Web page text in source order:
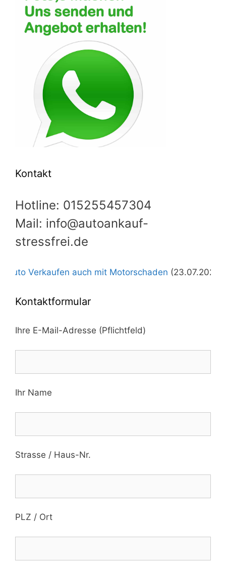
Kontakt
Hotline: 015255457304
Mail: info@autoankauf-
stressfrei.de
auch mit Motorschaden (23.07.2026)+++
Kontaktformular
Ihre E-Mail-Adresse (Pflichtfeld)
Ihr Name
Strasse / Haus-Nr.
PLZ / Ort